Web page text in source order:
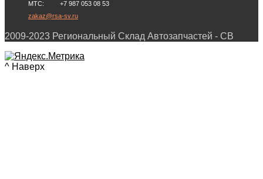
МТС: +7 987 053 08 53
zakaz@rsa-sv.ru
2009-2023 Региональный Склад Автозапчастей - СВ
^ Наверх